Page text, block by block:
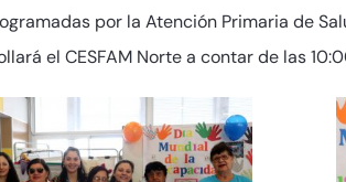
por la Atención Primaria de
el CESFAM Norte a contar de las